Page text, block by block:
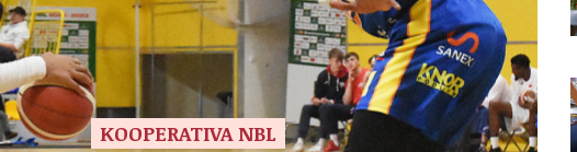
KOOPERATIVA NBL